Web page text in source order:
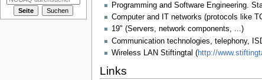
Programming and Software Engineering.
Computer and IT networks (protocols like
19" (Servers, network components, ...)
Communication technologies, telephony,
Wireless LAN Stiftingtal (http://
Links